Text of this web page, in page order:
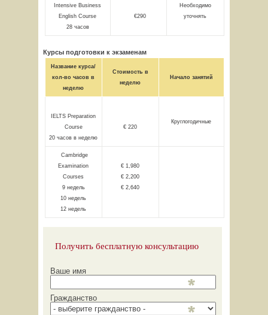
Intensive Business
English Course
28 часов
€290
Необходимо
уточнять
Курсы подготовки к экзаменам
Название курса/
кол-во часов в
неделю
Стоимость в
неделю
Начало занятий
IELTS Preparation
Course
20 часов в неделю
€ 220
Круглогодичные
Cambridge
Examination
Courses
9 недель
10 недель
12 недель
€ 1,980
€ 2,200
€ 2,640
Получить бесплатную консультацию
Ваше имя
Гражданство